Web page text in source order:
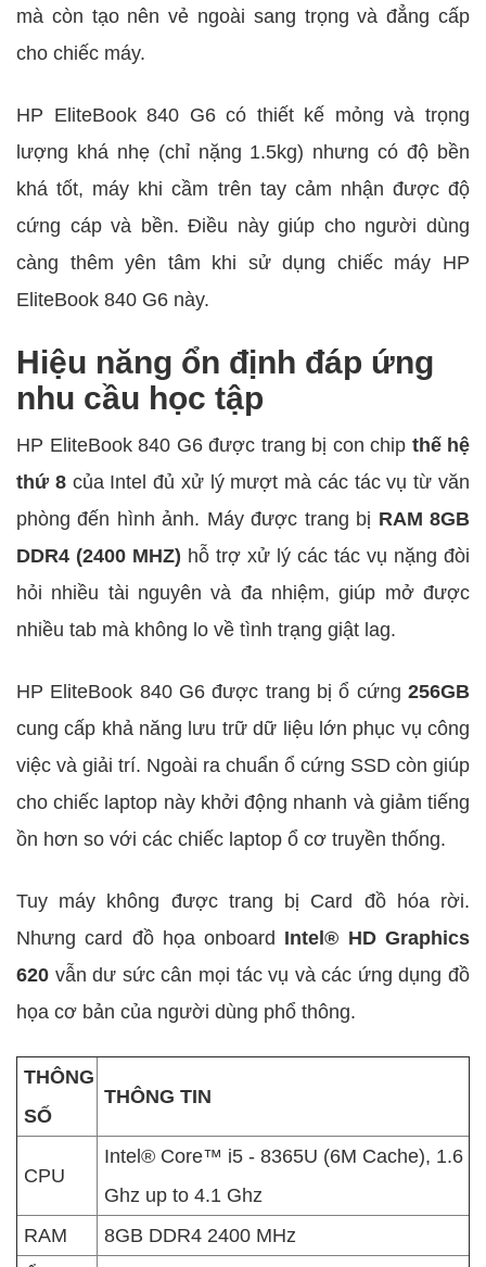
mà còn tạo nên vẻ ngoài sang trọng và đẳng cấp
cho chiếc máy.
HP EliteBook 840 G6 có thiết kế mỏng và trọng
lượng khá nhẹ (chỉ nặng 1.5kg) nhưng có độ bền
khá tốt, máy khi cầm trên tay cảm nhận được độ
cứng cáp và bền. Điều này giúp cho người dùng
càng thêm yên tâm khi sử dụng chiếc máy HP
EliteBook 840 G6 này.
Hiệu năng ổn định đáp ứng
nhu cầu học tập
HP EliteBook 840 G6 được trang bị con chip thế hệ
thứ 8của Intel đủ xử lý mượt mà các tác vụ từ văn
phòng đến hình ảnh. Máy được trang bị RAM 8GB
DDR4 (2400 MHZ) hỗ trợ xử lý các tác vụ nặng đòi
hỏi nhiều tài nguyên và đa nhiệm, giúp mở được
nhiều tab mà không lo về tình trạng giật lag.
HP EliteBook 840 G6 được trang bị ổ cứng 256GB
cung cấp khả năng lưu trữ dữ liệu lớn phục vụ công
việc và giải trí. Ngoài ra chuẩn ổ cứng SSD còn giúp
cho chiếc laptop này khởi động nhanh và giảm tiếng
ồn hơn so với các chiếc laptop ổ cơ truyền thống.
Tuy máy không được trang bị Card đồ hóa rời.
Nhưng card đồ họa onboard Intel® HD Graphics
620 vẫn dư sức cân mọi tác vụ và các ứng dụng đồ
họa cơ bản của người dùng phổ thông.
THÔNG
SỐ
THÔNG TIN
CPU
Intel® Core™ i5 - 8365U (6M Cache), 1.6
Ghz up to 4.1 Ghz
RAM
8GB DDR4 2400 MHz